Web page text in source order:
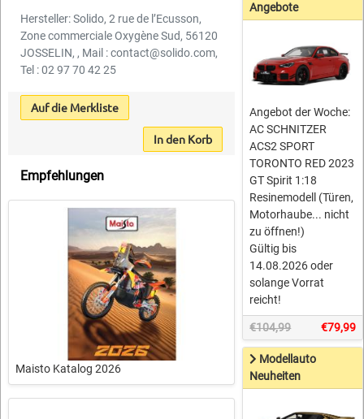
Hersteller: Solido, 2 rue de l’Ecusson,
Zone commerciale Oxygène Sud, 56120
JOSSELIN, , Mail : contact@solido.com,
Tel : 02 97 70 42 25
Auf die Merkliste
In den Korb
Empfehlungen
Maisto Katalog 2026
Angebote
Angebot der Woche:
AC SCHNITZER
ACS2 SPORT
TORONTO RED 2023
GT Spirit 1:18
Resinemodell (Türen,
Motorhaube... nicht
zu öffnen!)
Gültig bis
14.08.2026 oder
solange Vorrat
reicht!
€104,99 €79,99
Modellauto
Neuheiten